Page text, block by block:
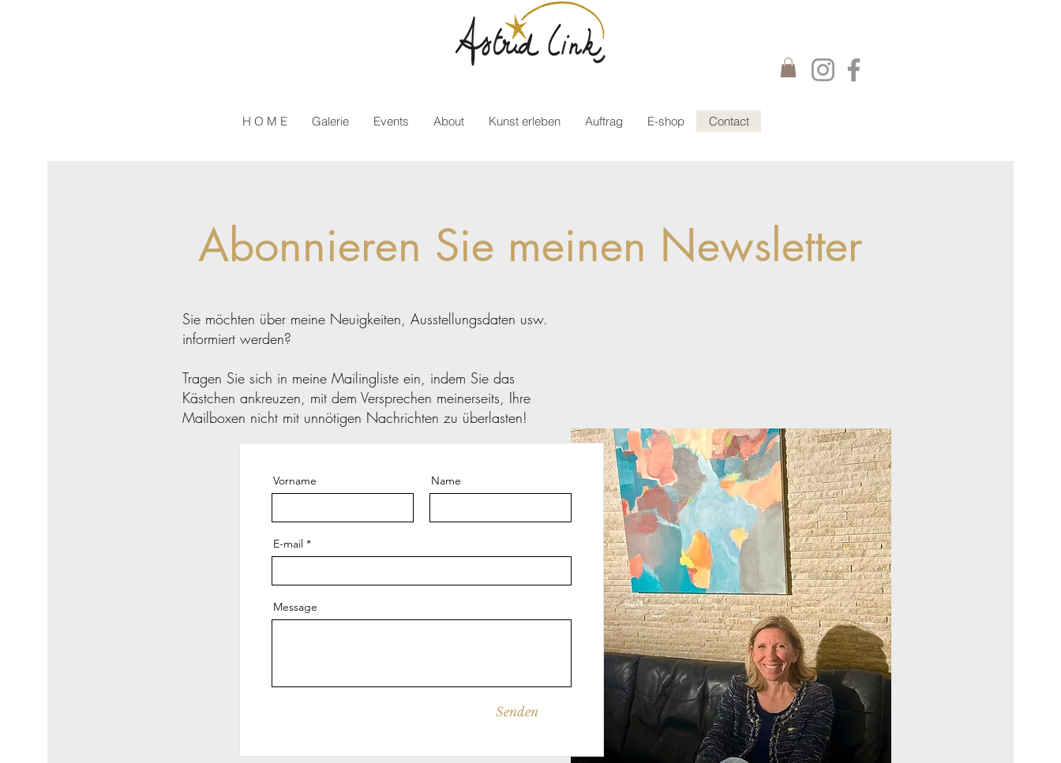
H O M E Galerie Events About Kunst erleben Auftrag E-shop Contact
Abonnieren Sie meinen Newsletter
Sie möchten über meine Neuigkeiten, Ausstellungsdaten usw.
informiert werden?
Tragen Sie sich in meine Mailingliste ein, indem Sie das
Kästchen ankreuzen, mit dem Versprechen meinerseits, Ihre
Mailboxen nicht mit unnötigen Nachrichten zu überlasten!
Vorname Name
E-mail
Message
Senden